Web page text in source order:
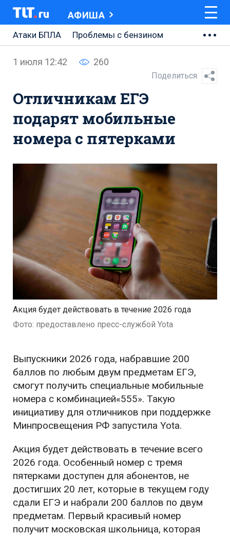
АФИША
Атаки БПЛА
Проблемы с бензином
Ремонт Обводного шоссе
Набережная Тольятти
Неделя Тольятти
1 июля 12:42 260
Поделиться
Отличникам ЕГЭ
подарят мобильные
номера с пятерками
Акция будет действовать в течение 2026 года
Фото: предоставлено пресс-службой Yota
Выпускники 2026 года, набравшие 200
баллов по любым двум предметам ЕГЭ,
смогут получить специальные мобильные
номера с комбинацией«555». Такую
инициативу для отличников при поддержке
Минпросвещения РФ запустила Yota.
Акция будет действовать в течение всего
2026 года. Особенный номер с тремя
пятерками доступен для абонентов, не
достигших 20 лет, которые в текущем году
сдали ЕГЭ и набрали 200 баллов по двум
предметам. Первый красивый номер
получит московская школьница, которая